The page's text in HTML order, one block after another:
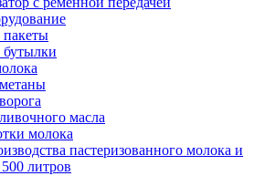
пакеты
масла
молока
пастеризованного молока и
литров